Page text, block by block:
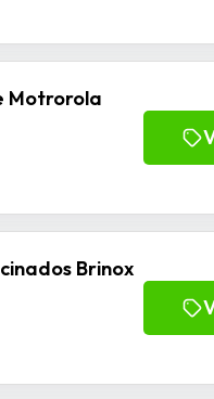
Motrorola
Brinox